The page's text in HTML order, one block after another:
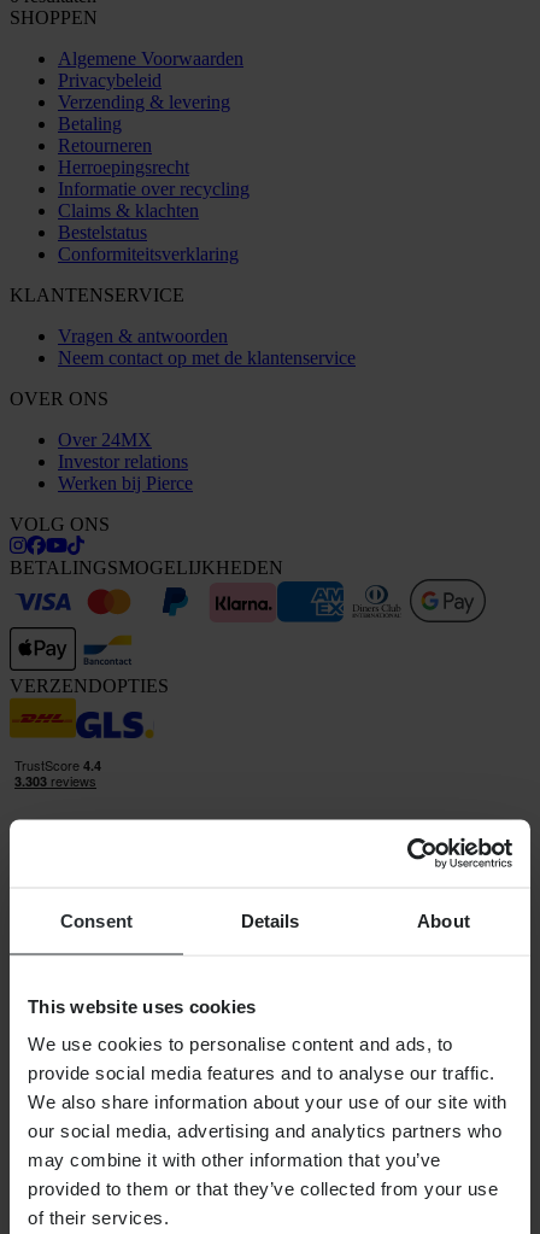
Consent Details About
This website uses cookies
We use cookies to personalise content and ads, to
provide social media features and to analyse our traffic.
We also share information about your use of our site with
our social media, advertising and analytics partners who
may combine it with other information that you’ve
provided to them or that they’ve collected from your use
of their services.
SHOPPEN
Algemene Voorwaarden
Privacybeleid
Verzending & levering
Betaling
Retourneren
Herroepingsrecht
Informatie over recycling
Claims & klachten
Bestelstatus
Conformiteitsverklaring
KLANTENSERVICE
Vragen & antwoorden
Neem contact op met de klantenservice
OVER ONS
Over 24MX
Investor relations
Werken bij Pierce
VOLG ONS
BETALINGSMOGELIJKHEDEN
VERZENDOPTIES
24MX is een onderdeel van Pierce Group AB
Gevolmachtigde vertegenwoordiger: Göran Dahlin
SHOPPEN
Algemene Voorwaarden
Privacybeleid
Verzending & levering
Betaling
Retourneren
Herroepingsrecht
Informatie over recycling